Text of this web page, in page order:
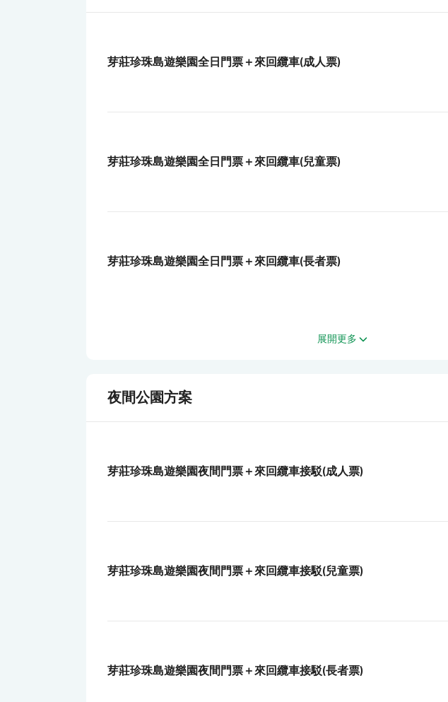
芽莊珍珠島遊樂園全日門票＋來回纜車(成人票)
芽莊珍珠島遊樂園全日門票＋來回纜車(兒童票)
芽莊珍珠島遊樂園全日門票＋來回纜車(長者票)
展開更多
夜間公園方案
芽莊珍珠島遊樂園夜間門票＋來回纜車接駁(成人票)
芽莊珍珠島遊樂園夜間門票＋來回纜車接駁(兒童票)
芽莊珍珠島遊樂園夜間門票＋來回纜車接駁(長者票)